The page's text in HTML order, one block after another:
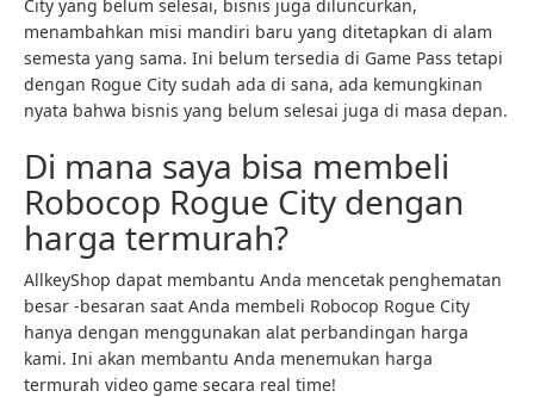
City yang belum selesai, bisnis juga diluncurkan,
menambahkan misi mandiri baru yang ditetapkan di alam
semesta yang sama. Ini belum tersedia di Game Pass tetapi
dengan Rogue City sudah ada di sana, ada kemungkinan
nyata bahwa bisnis yang belum selesai juga di masa depan.
Di mana saya bisa membeli
Robocop Rogue City dengan
harga termurah?
AllkeyShop dapat membantu Anda mencetak penghematan
besar -besaran saat Anda membeli Robocop Rogue City
hanya dengan menggunakan alat perbandingan harga
kami. Ini akan membantu Anda menemukan harga
termurah video game secara real time!